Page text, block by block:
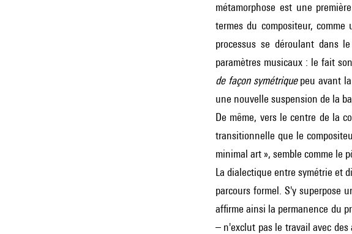
métamorphose est une
termes du compositeur,
processus se déroulant dans
paramètres musicaux : le fait
de façon symétriquepeu avant
une nouvelle suspension de la
De même, vers le centre de la
transitionnelle que le
minimal art », semble comme le
La dialectique entre symétrie et
parcours formel. S'y superpose
affirme ainsi la permanence du
– n'exclut pas le travail avec